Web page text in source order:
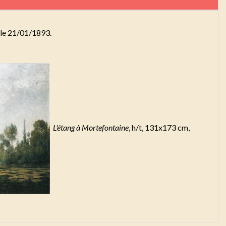
le 21/01/1893.
L'étang à Mortefontaine, h/t, 131x173 cm,